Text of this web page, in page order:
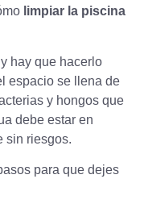
limpiar la piscina
hay que hacerlo
espacio se llena de
y hongos que
debe estar en
sin riesgos.
para que dejes